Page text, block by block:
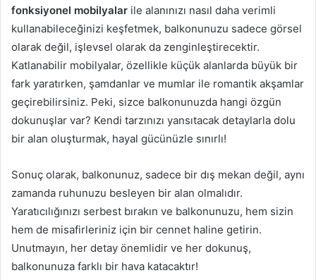
fonksiyonel mobilyalar ile alanınızı nasıl daha verimli
kullanabileceğinizi keşfetmek, balkonunuzu sadece görsel
olarak değil, işlevsel olarak da zenginleştirecektir.
Katlanabilir mobilyalar, özellikle küçük alanlarda büyük bir
fark yaratırken, şamdanlar ve mumlar ile romantik akşamlar
geçirebilirsiniz. Peki, sizce balkonunuzda hangi özgün
dokunuşlar var? Kendi tarzınızı yansıtacak detaylarla dolu
bir alan oluşturmak, hayal gücünüzle sınırlı!
Sonuç olarak, balkonunuz, sadece bir dış mekan değil, aynı
zamanda ruhunuzu besleyen bir alan olmalıdır.
Yaratıcılığınızı serbest bırakın ve balkonunuzu, hem sizin
hem de misafirleriniz için bir cennet haline getirin.
Unutmayın, her detay önemlidir ve her dokunuş,
balkonunuza farklı bir hava katacaktır!